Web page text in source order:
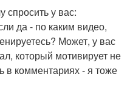
спросить у вас:
да - по каким видео,
Может, у вас
который мотивирует не
в комментариях - я тоже